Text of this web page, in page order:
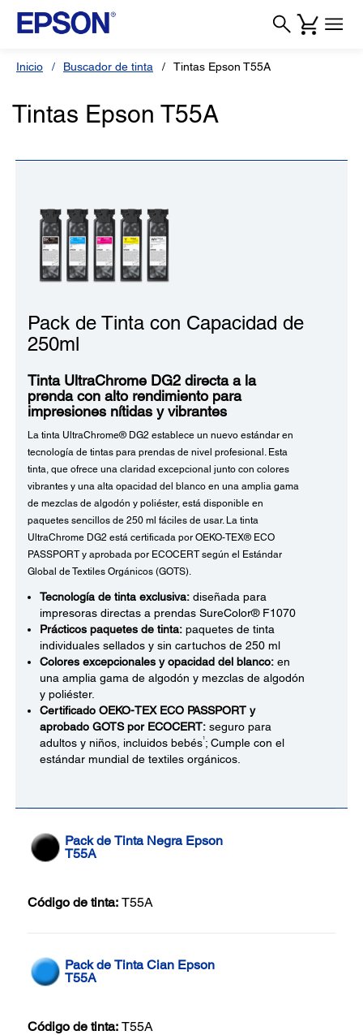
Inicio Buscador de tinta Tintas Epson T55A
Tintas Epson T55A
Pack de Tinta con Capacidad de
250ml
Tinta UltraChrome DG2 directa a la
prenda con alto rendimiento para
impresiones nítidas y vibrantes
La tinta UltraChrome® DG2 establece un nuevo estándar en
tecnología de tintas para prendas de nivel profesional. Esta
tinta, que ofrece una claridad excepcional junto con colores
vibrantes y una alta opacidad del blanco en una amplia gama
de mezclas de algodón y poliéster, está disponible en
paquetes sencillos de 250 ml fáciles de usar. La tinta
UltraChrome DG2 está certificada por OEKO-TEX® ECO
PASSPORT y aprobada por ECOCERT según el Estándar
Global de Textiles Orgánicos (GOTS).
Tecnología de tinta exclusiva: diseñada para
impresoras directas a prendas SureColor® F1070
Prácticos paquetes de tinta: paquetes de tinta
individuales sellados y sin cartuchos de 250 ml
Colores excepcionales y opacidad del blanco: en
una amplia gama de algodón y mezclas de algodón
y poliéster.
Certificado OEKO-TEX ECO PASSPORT y
aprobado GOTS por ECOCERT: seguro para
adultos y niños, incluidos bebés1 ; Cumple con el
estándar mundial de textiles orgánicos.
Pack de Tinta Negra Epson
T55A
Código de tinta: T55A
Pack de Tinta Cian Epson
T55A
Código de tinta: T55A